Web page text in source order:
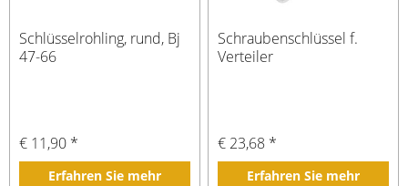
Schlüsselrohling, rund, Bj
47-66
€ 11,90 *
Erfahren Sie mehr
Schraubenschlüssel f.
Verteiler
€ 23,68 *
Erfahren Sie mehr